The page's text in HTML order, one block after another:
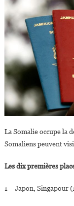
La Somalie occupe la
Somaliens peuvent
Les dix premières
1 – Japon, Singapour